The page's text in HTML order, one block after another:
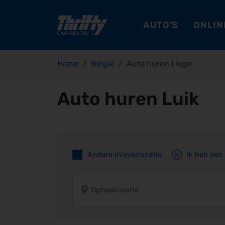
AUTO'S
Home België Auto huren Liege
Auto huren Luik
Andere inleverlocatie Ik heb